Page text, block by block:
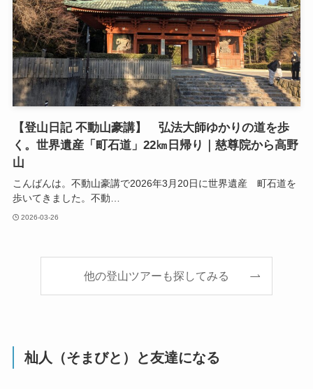
【登山日記 不動山豪講】 弘法大師ゆかりの道を歩
く。世界遺産「町石道」22㎞日帰り｜慈尊院から高野
山
こんばんは。不動山豪講で2026年3月20日に世界遺産 町石道を
歩いてきました。不動…
2026-03-26
他の登山ツアーも探してみる
杣人（そまびと）と友達になる